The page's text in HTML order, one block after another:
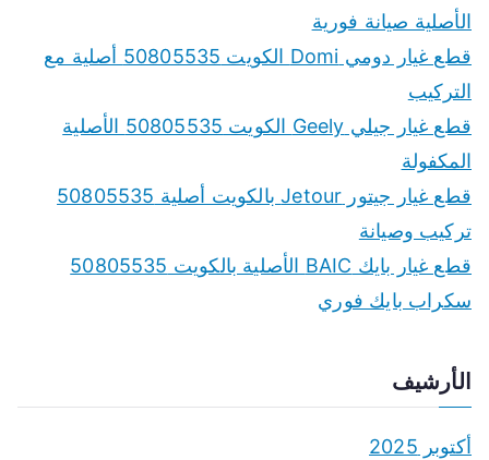
الأصلية صيانة فورية
قطع غيار دومي Domi الكويت 50805535 أصلية مع
التركيب
قطع غيار جيلي Geely الكويت 50805535 الأصلية
المكفولة
قطع غيار جيتور Jetour بالكويت أصلية 50805535
تركيب وصيانة
قطع غيار بايك BAIC الأصلية بالكويت 50805535
سكراب بايك فوري
الأرشيف
أكتوبر 2025